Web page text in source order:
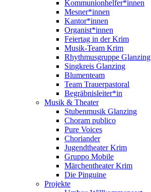
Kommunionhelfer*innen
Mesner*innen
Kantor*innen
Organist*innen
Feiertag in der Krim
Musik-Team Krim
Rhythmusgruppe Glanzing
Singkreis Glanzing
Blumenteam
Team Trauerpastoral
Begräbnisleiter*in
Musik & Theater
Stubenmusik Glanzing
Choram publico
Pure Voices
Choriander
Jugendtheater Krim
Gruppo Mobile
Märchentheater Krim
Die Pinguine
Projekte